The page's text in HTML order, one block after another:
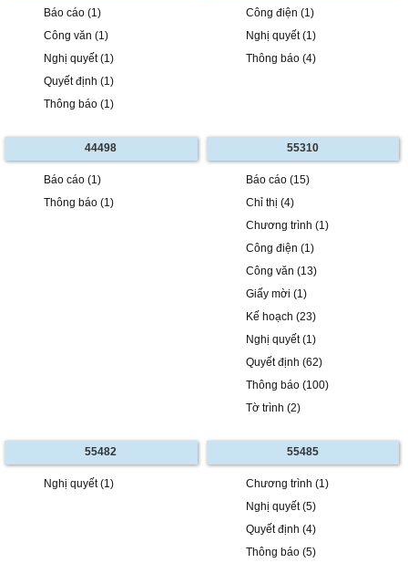
Báo cáo (1)
Công văn (1)
Nghị quyết (1)
Quyết định (1)
Thông báo (1)
Công điện (1)
Nghị quyết (1)
Thông báo (4)
44498
Báo cáo (1)
Thông báo (1)
55310
Báo cáo (15)
Chỉ thị (4)
Chương trình (1)
Công điện (1)
Công văn (13)
Giấy mời (1)
Kế hoạch (23)
Nghị quyết (1)
Quyết định (62)
Thông báo (100)
Tờ trình (2)
55482
Nghị quyết (1)
55485
Chương trình (1)
Nghị quyết (5)
Quyết định (4)
Thông báo (5)